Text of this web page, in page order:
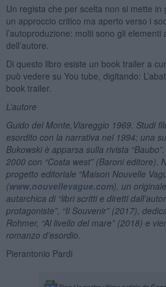
Un regista che per scelta non si mette in
un approccio critico ma aperto verso i
l’autoproduzione: molti sono gli elementi
dell’autore.
Di questo libro esiste un book trailer a
può vedere su You tube, digitando:
book trailer.
L’autore
Guido del Monte,Viareggio 1969. Studi
esordito con la narrativa nel 1994; una
Bukowski è apparsa sulla rivista
2000 con “Costa west” (Baroni editore).
progetto editoriale “Maison Nouvelle
(www.nouvellevague.com), un
autarchica di “libri scritti e diretti
protagoniste”, “Il Souvenir” (2017),
Rohmer, “Al livello del mare” (2018) e
romanzo d’esordio.
Pierantonio Pardi